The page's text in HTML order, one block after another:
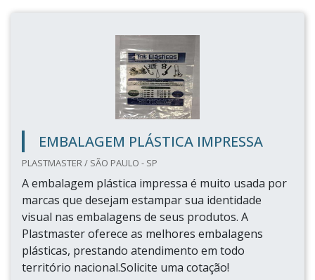
EMBALAGEM PLÁSTICA IMPRESSA
PLASTMASTER / SÃO PAULO - SP
A embalagem plástica impressa é muito usada por
marcas que desejam estampar sua identidade
visual nas embalagens de seus produtos. A
Plastmaster oferece as melhores embalagens
plásticas, prestando atendimento em todo
território nacional.Solicite uma cotação!